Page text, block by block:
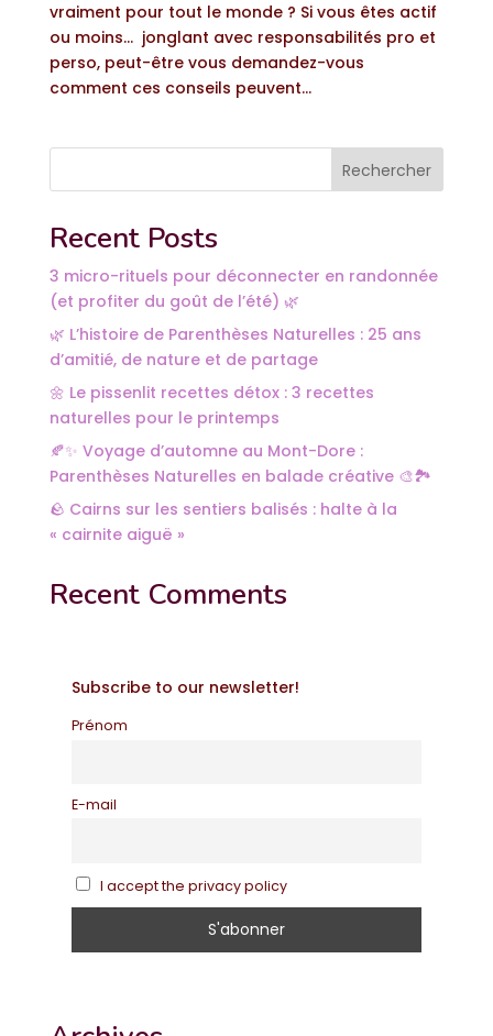
vraiment pour tout le monde ? Si vous êtes actif
ou moins… jonglant avec responsabilités pro et
perso, peut-être vous demandez-vous
comment ces conseils peuvent...
Rechercher
Recent Posts
3 micro-rituels pour déconnecter en randonnée
(et profiter du goût de l’été) 🌿
🌿 L’histoire de Parenthèses Naturelles : 25 ans
d’amitié, de nature et de partage
🌼 Le pissenlit recettes détox : 3 recettes
naturelles pour le printemps
🍂✨ Voyage d’automne au Mont-Dore :
Parenthèses Naturelles en balade créative 🎨🏞️
🪨 Cairns sur les sentiers balisés : halte à la
« cairnite aiguë »
Recent Comments
Subscribe to our newsletter!
Prénom
E-mail
I accept the privacy policy